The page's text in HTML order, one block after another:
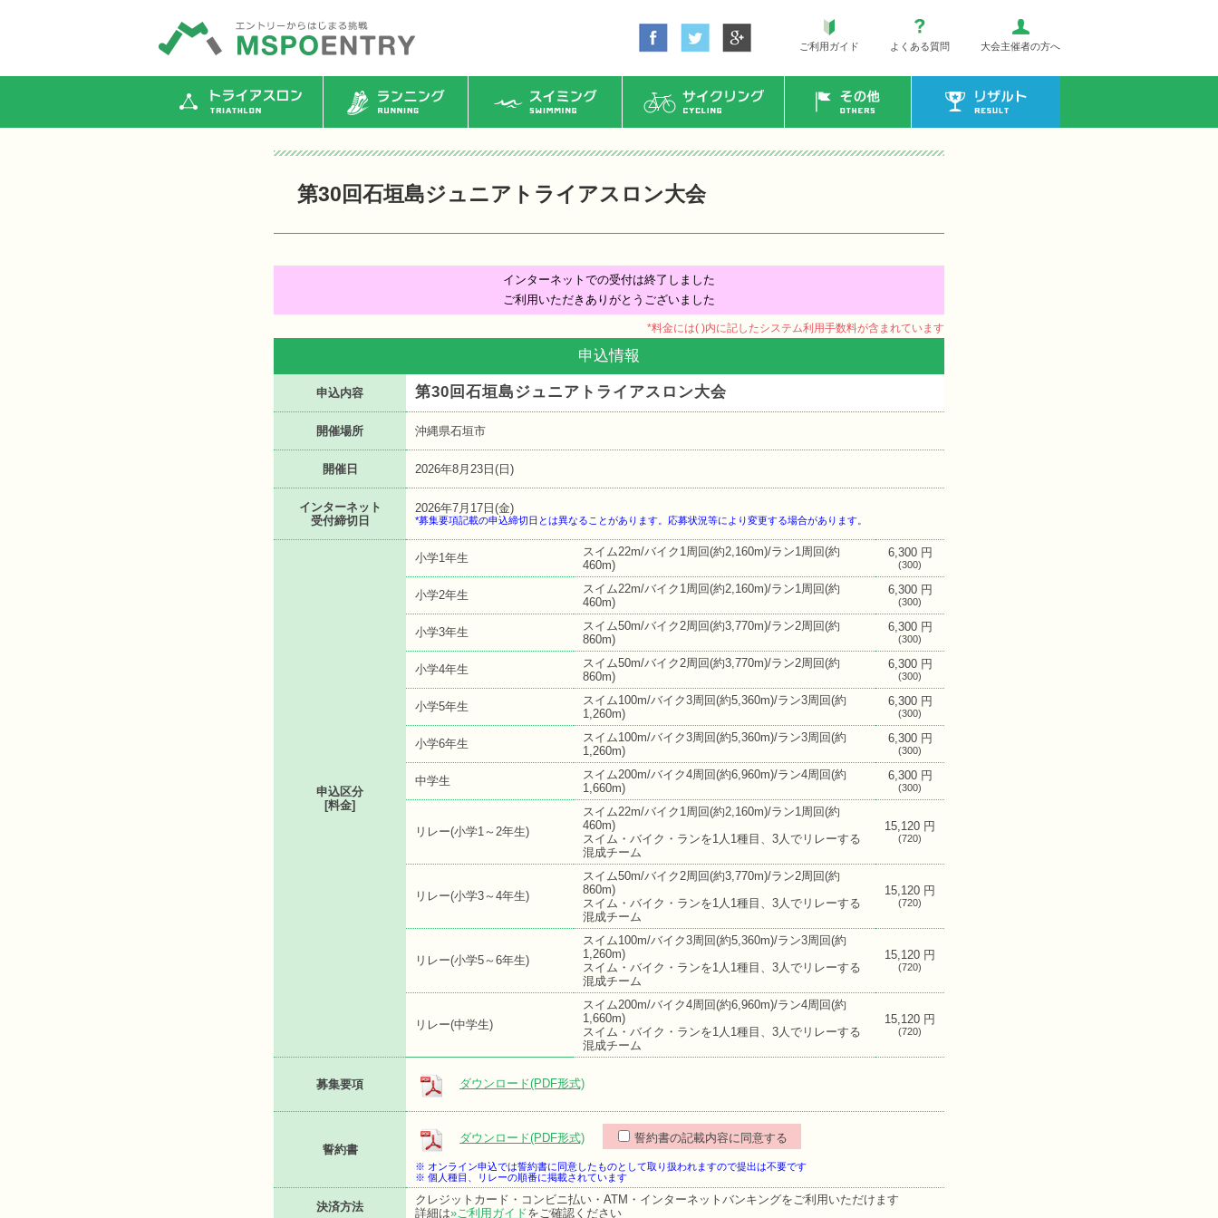
ご利用ガイド よくある質問 大会主催者の方へ
トライアスロン ランニング スイミング サイクリング その他 リザルト
第30回石垣島ジュニアトライアスロン大会
インターネットでの受付は終了しました
ご利用いただきありがとうございました
*料金には( )内に記したシステム利用手数料が含まれています
申込情報
申込内容 第30回石垣島ジュニアトライアスロン大会
開催場所 沖縄県石垣市
開催日 2026年8月23日(日)
インターネット
受付締切日
2026年7月17日(金)
*募集要項記載の申込締切日とは異なることがあります。応募状況等により変更する場合があります。
申込区分
[料金]
小学1年生
スイム22m/バイク1周回(約2,160m)/ラン1周回(約
460m)
6,300 円
(300)
小学2年生
スイム22m/バイク1周回(約2,160m)/ラン1周回(約
460m)
6,300 円
(300)
小学3年生
スイム50m/バイク2周回(約3,770m)/ラン2周回(約
860m)
6,300 円
(300)
小学4年生
スイム50m/バイク2周回(約3,770m)/ラン2周回(約
860m)
6,300 円
(300)
小学5年生
スイム100m/バイク3周回(約5,360m)/ラン3周回(約
1,260m)
6,300 円
(300)
小学6年生
スイム100m/バイク3周回(約5,360m)/ラン3周回(約
1,260m)
6,300 円
(300)
中学生
スイム200m/バイク4周回(約6,960m)/ラン4周回(約
1,660m)
6,300 円
(300)
リレー(小学1～2年生)
スイム22m/バイク1周回(約2,160m)/ラン1周回(約
460m)
スイム・バイク・ランを1人1種目、3人でリレーする
混成チーム
15,120 円
(720)
リレー(小学3～4年生)
スイム50m/バイク2周回(約3,770m)/ラン2周回(約
860m)
スイム・バイク・ランを1人1種目、3人でリレーする
混成チーム
15,120 円
(720)
リレー(小学5～6年生)
スイム100m/バイク3周回(約5,360m)/ラン3周回(約
1,260m)
スイム・バイク・ランを1人1種目、3人でリレーする
混成チーム
15,120 円
(720)
リレー(中学生)
スイム200m/バイク4周回(約6,960m)/ラン4周回(約
1,660m)
スイム・バイク・ランを1人1種目、3人でリレーする
混成チーム
15,120 円
(720)
募集要項 ダウンロード(PDF形式)
誓約書
ダウンロード(PDF形式) 誓約書の記載内容に同意する
※ オンライン申込では誓約書に同意したものとして取り扱われますので提出は不要です
※ 個人種目、リレーの順番に掲載されています
決済方法
クレジットカード・コンビニ払い・ATM・インターネットバンキングをご利用いただけます
詳細は»ご利用ガイドをご確認ください